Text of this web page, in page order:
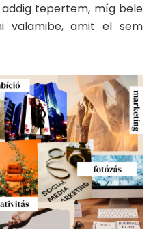
tepertem, míg bele
valamibe, amit el sem